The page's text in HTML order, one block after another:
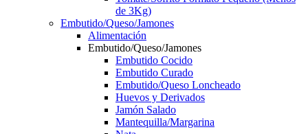
de 3Kg)
Embutido/Queso/Jamones
Alimentación
Embutido/Queso/Jamones
Embutido Cocido
Embutido Curado
Embutido/Queso Loncheado
Huevos y Derivados
Jamón Salado
Mantequilla/Margarina